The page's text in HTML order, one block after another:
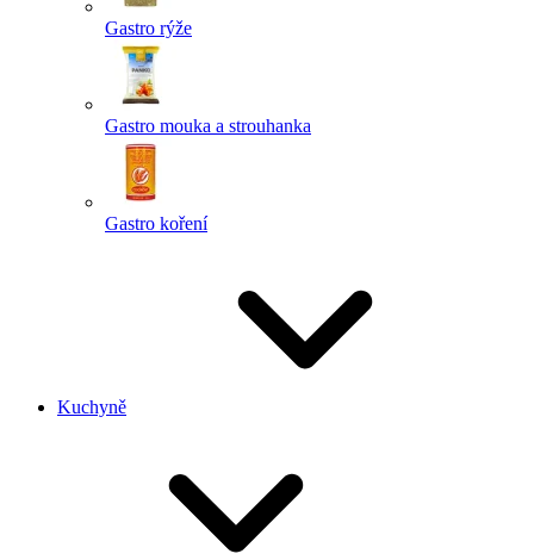
Gastro rýže
Gastro mouka a strouhanka
Gastro koření
Kuchyně